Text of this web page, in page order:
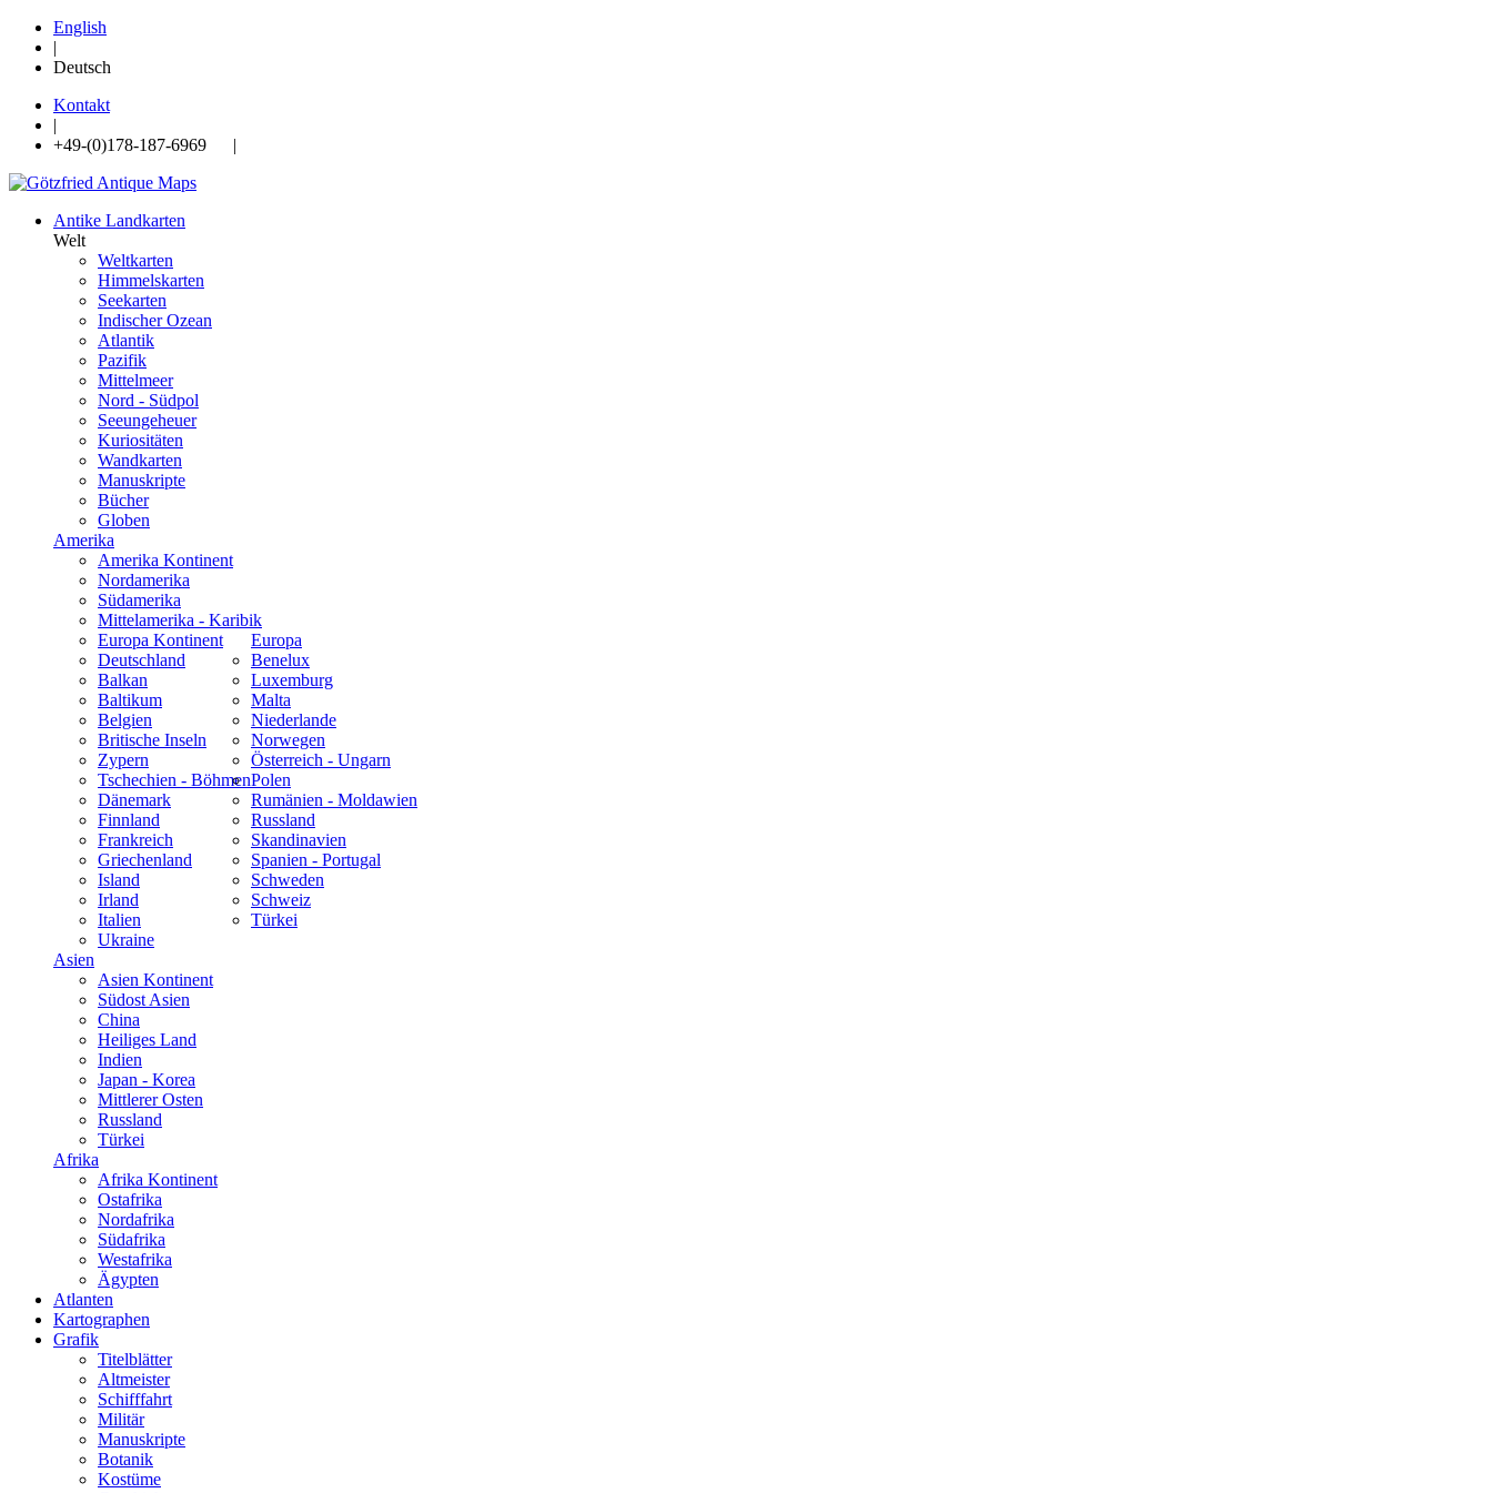
English
|
Deutsch
Kontakt
|
+49-(0)178-187-6969 |
Antike Landkarten
Welt
Weltkarten
Himmelskarten
Seekarten
Indischer Ozean
Atlantik
Pazifik
Mittelmeer
Nord - Südpol
Seeungeheuer
Kuriositäten
Wandkarten
Manuskripte
Bücher
Globen
Amerika
Amerika Kontinent
Nordamerika
Südamerika
Mittelamerika - Karibik
Europa
Europa Kontinent
Deutschland
Balkan
Baltikum
Belgien
Britische Inseln
Zypern
Tschechien - Böhmen
Dänemark
Finnland
Frankreich
Griechenland
Island
Irland
Italien
Benelux
Luxemburg
Malta
Niederlande
Norwegen
Österreich - Ungarn
Polen
Rumänien - Moldawien
Russland
Skandinavien
Spanien - Portugal
Schweden
Schweiz
Türkei
Ukraine
Asien
Asien Kontinent
Südost Asien
China
Heiliges Land
Indien
Japan - Korea
Mittlerer Osten
Russland
Türkei
Afrika
Afrika Kontinent
Ostafrika
Nordafrika
Südafrika
Westafrika
Ägypten
Atlanten
Kartographen
Grafik
Titelblätter
Altmeister
Schifffahrt
Militär
Manuskripte
Botanik
Kostüme